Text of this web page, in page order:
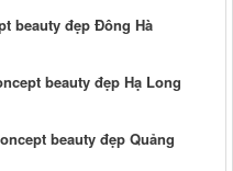
beauty đẹp Đông Hà
beauty đẹp Hạ Long
beauty đẹp Quảng